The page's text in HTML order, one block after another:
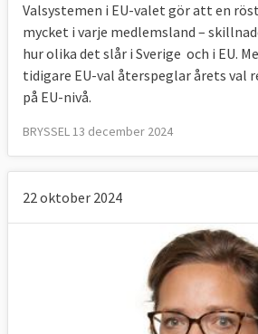
Liberalerna
L-
YLE video (1.02 min.)
Valmyndigheten:Om
rösta.
Valsystemen i EU-valet gör att en
mycket i varje medlemsland –
hur olika det slår i Sverige och i EU.
tidigare EU-val återspeglar årets val
på EU-nivå.
BRYSSEL 13 december 2024
22 oktober 2024